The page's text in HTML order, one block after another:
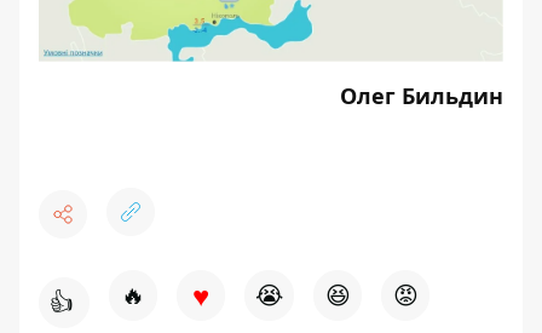
Олег Бильдин
👍 🔥 ♥ 😭 😆 😡